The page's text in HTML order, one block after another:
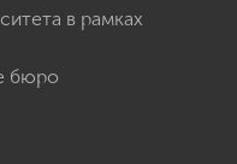
в рамках
бюро